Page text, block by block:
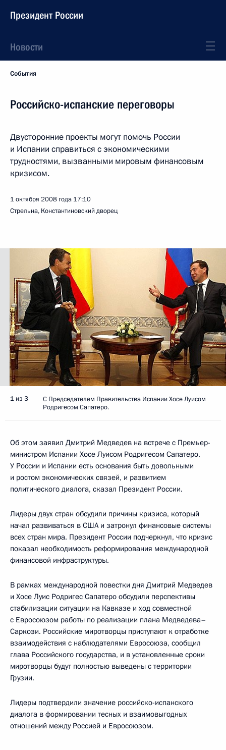
Президент России
Новости
События
Российско-испанские переговоры
Двусторонние проекты могут помочь России
и Испании справиться с экономическими
трудностями, вызванными мировым финансовым
кризисом.
1 октября 2008 года 17:10
Стрельна, Константиновский дворец
1 из 3
С Председателем Правительства Испании Хосе Луисом
Родригесом Сапатеро.
Об этом заявил Дмитрий Медведев на встрече с Премьер-
министром Испании Хосе Луисом Родригесом Сапатеро.
У России и Испании есть основания быть довольными
и ростом экономических связей, и развитием
политического диалога, сказал Президент России.
Лидеры двух стран обсудили причины кризиса, который
начал развиваться в США и затронул финансовые системы
всех стран мира. Президент России подчеркнул, что кризис
показал необходимость реформирования международной
финансовой инфраструктуры.
В рамках международной повестки дня Дмитрий Медведев
и Хосе Луис Родригес Сапатеро обсудили перспективы
стабилизации ситуации на Кавказе и ход совместной
с Евросоюзом работы по реализации плана Медведева–
Саркози. Российские миротворцы приступают к отработке
взаимодействия с наблюдателями Евросоюза, сообщил
глава Российского государства, и в установленные сроки
миротворцы будут полностью выведены с территории
Грузии.
Лидеры подтвердили значение российско-испанского
диалога в формировании тесных и взаимовыгодных
отношений между Россией и Евросоюзом.